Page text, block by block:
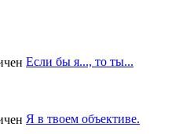
Если бы я..., то ты...
Я в твоем объективе.